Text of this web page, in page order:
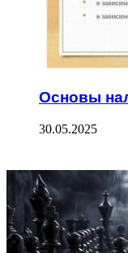
Основы
30.05.2025